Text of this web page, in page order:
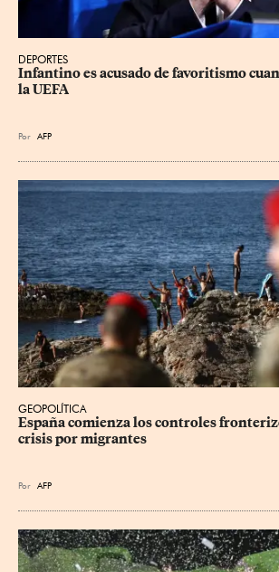
DEPORTES
Infantino es acusado de favoritismo
la UEFA
Por AFP
GEOPOLÍTICA
España comienza los controles
crisis por migrantes
Por AFP